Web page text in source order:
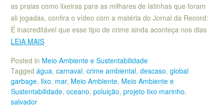
as praias como lixeiras para as milhares de latinhas que foram
ali jogadas, confira o vídeo com a matéria do Jornal da Record:
É inacreditável que esse tipo de crime ainda aconteça nos dias
LEIA MAIS
Posted in Meio Ambiente e Sustentabilidade
Tagged água, carnaval, crime ambiental, descaso, global
garbage, lixo, mar, Meio Ambiente, Meio Ambiente e
Sustentabilidade, oceano, poluição, projeto lixo marinho,
salvador